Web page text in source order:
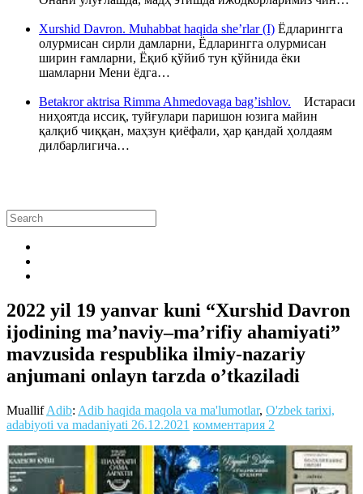
Xurshid Davron. Muhabbat haqida she’rlar (I) Ёдларингга
олурмисан сирли дамларни, Ёдларингга олурмисан
ширин ғамларни, Ёқиб қўйиб тун қўйнида ёки
шамларни Мени ёдга…
Betakror aktrisa Rimma Ahmedovaga bag’ishlov. Истараси
ниҳоятда иссиқ, туйғулари паришон юзига майин
қалқиб чиққан, маҳзун қиёфали, ҳар қандай ҳолдаям
дилбарлигича…
2022 yil 19 yanvar kuni “Xurshid Davron
ijodining ma’naviy–ma’rifiy ahamiyati”
mavzusida respublika ilmiy-nazariy
anjumani onlayn tarzda o’tkaziladi
MuallifAdib: Adib haqida maqola va ma'lumotlar, O'zbek tarixi,
adabiyoti va madaniyati 26.12.2021 комментария 2